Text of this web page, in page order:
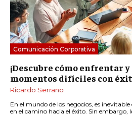
Comunicación Corporativa
¡Descubre cómo enfrentar
momentos difíciles con
Ricardo Serrano
En el mundo de los negocios, es
en el camino hacia el éxito. Sin embargo,